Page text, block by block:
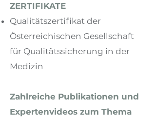
ZERTIFIKATE
Qualitätszertifikat der
Österreichischen Gesellschaft
für Qualitätssicherung in der
Medizin
Zahlreiche Publikationen und
Expertenvideos zum Thema